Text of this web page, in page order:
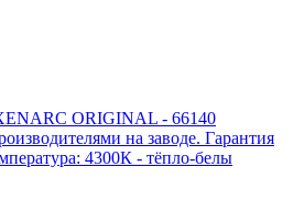
ORIGINAL - 66140
на заводе. Гарантия
4300К - тёпло-белы